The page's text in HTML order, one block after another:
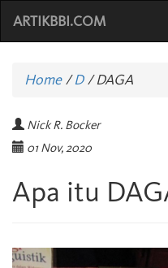
ARTIKBBI.COM
Home/D /DAGA
Nick R. Bocker
01 Nov, 2020
Apa itu